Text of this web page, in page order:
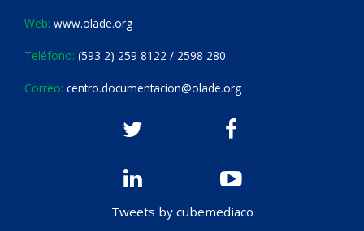
Web: www.olade.org
Teléfono: (593 2) 259 8122 / 2598 280
Correo: centro.documentacion@olade.org
Tweets by cubemediaco